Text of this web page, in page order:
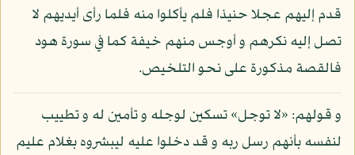
قدم إليهم عجلا حنيذا فلم يأكلوا منه فلما رأى أيديهم لا
تصل إليه نكرهم و أوجس منهم خيفة كما في سورة هود
فالقصة مذكورة على نحو التلخيص.
و قولهم: «لا توجل» تسكين لوجله و تأمين له و تطييب
لنفسه بأنهم رسل ربه و قد دخلوا عليه ليبشروه بغلام عليم